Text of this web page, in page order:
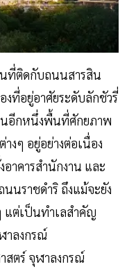
ที่ติดกับถนนสารสิน
ที่อยู่อาศัยระดับลักชัวรี่
อีกหนึ่งพื้นที่ศักยภาพ
งๆ อยู่อย่างต่อเนื่อง
าคารสำนักงาน และ
นราชดำริ ถึงแม้จะยัง
แต่เป็นทำเลสำคัญ
าลงกรณ์
สตร์ จุฬาลงกรณ์